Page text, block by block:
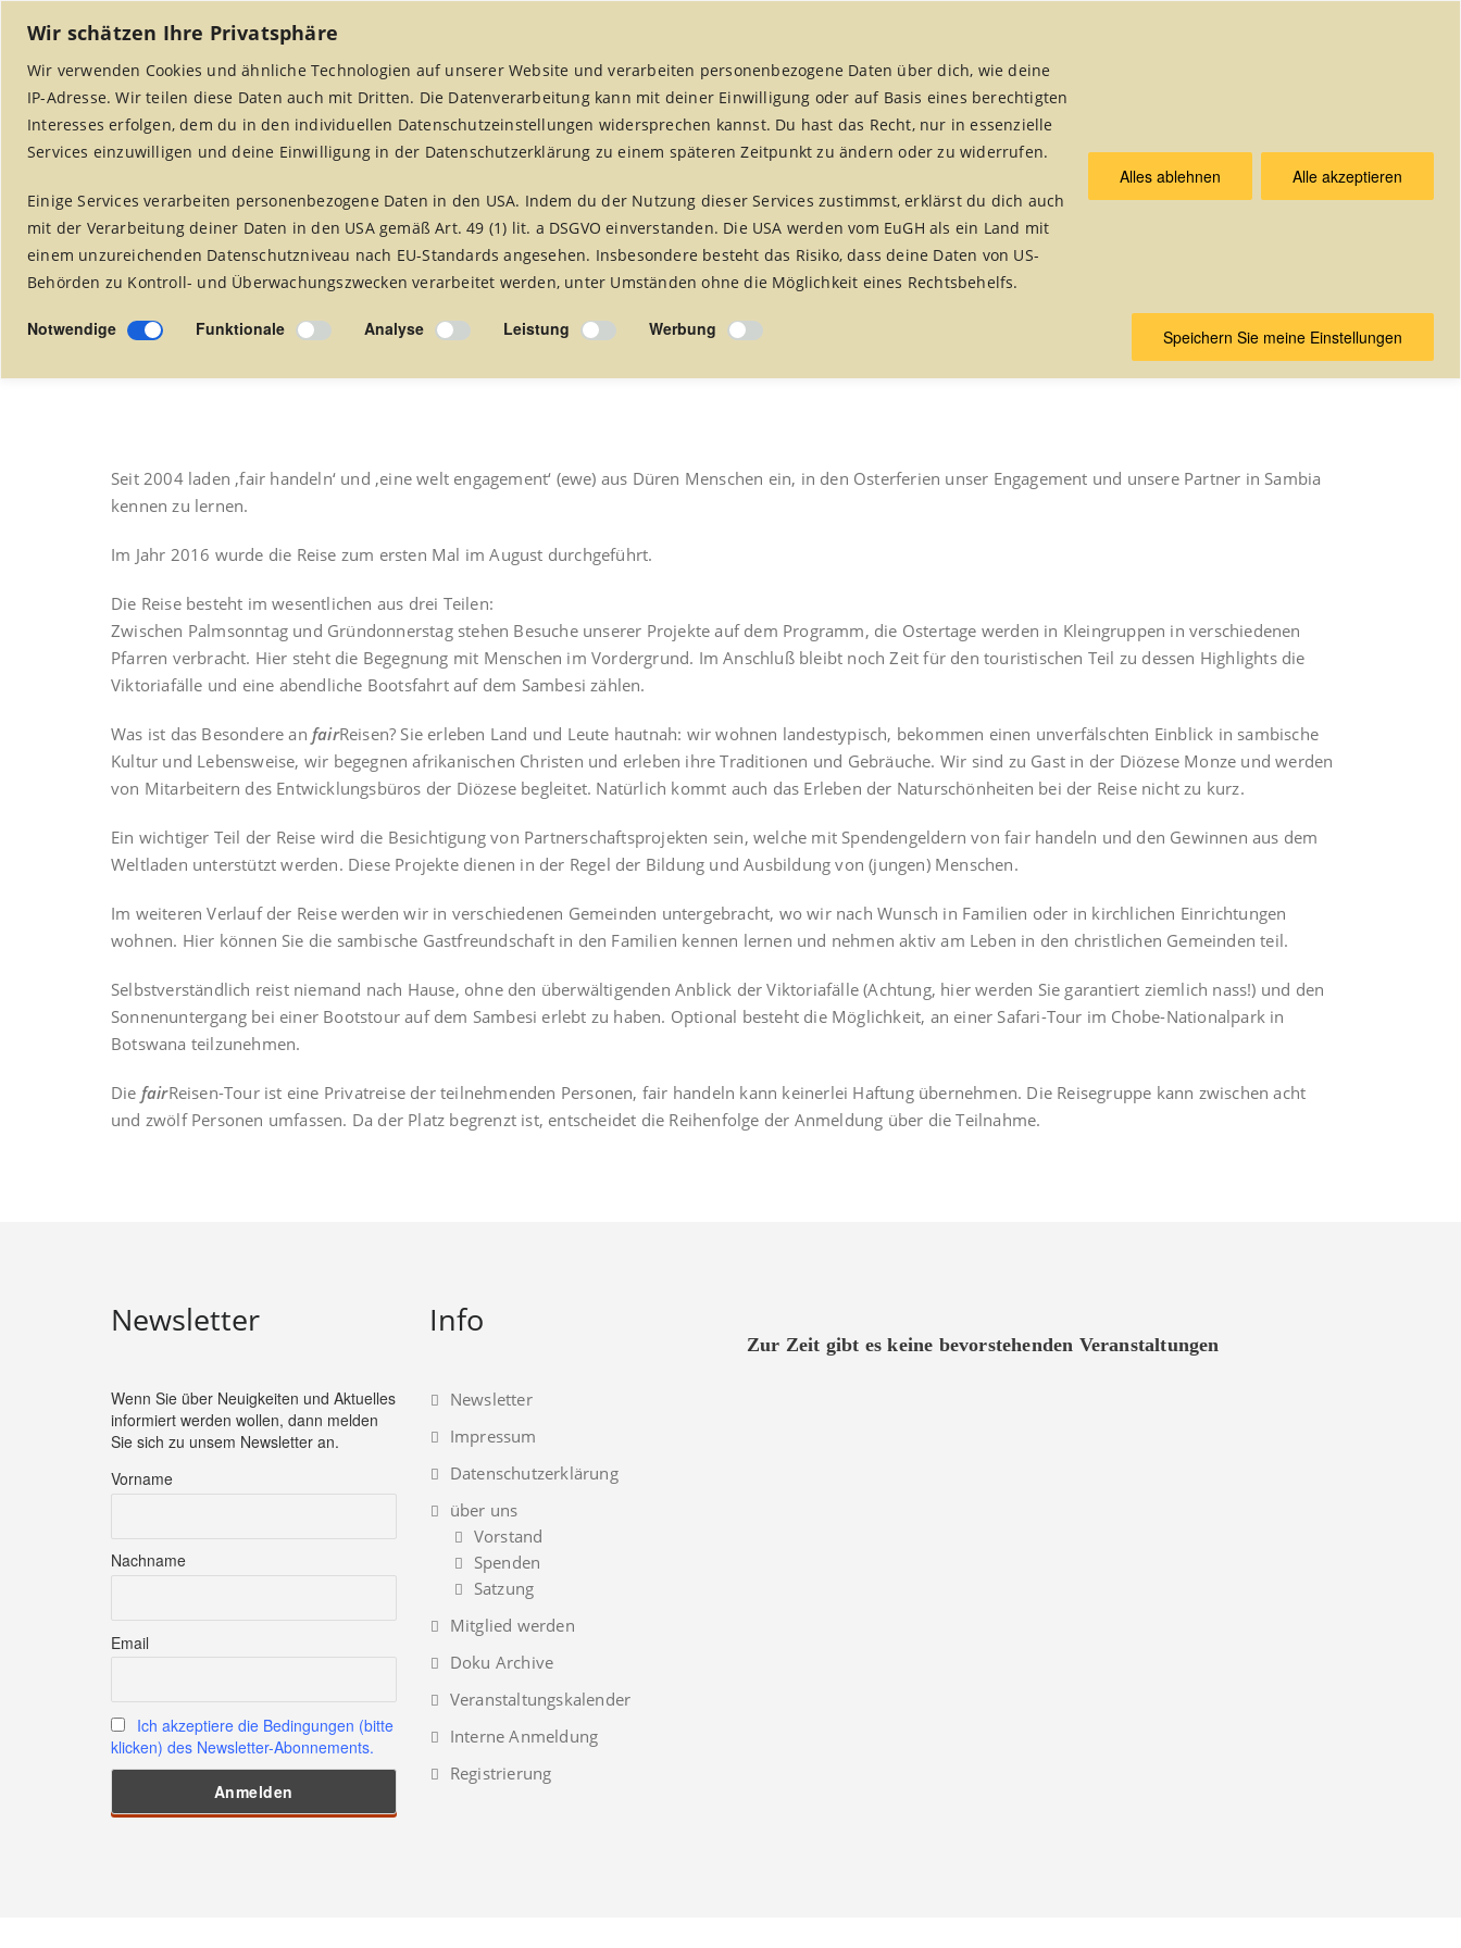
Wir schätzen Ihre Privatsphäre
Wir verwenden Cookies und ähnliche Technologien auf unserer Website und verarbeiten personenbezogene Daten über dich, wie deine
IP-Adresse. Wir teilen diese Daten auch mit Dritten. Die Datenverarbeitung kann mit deiner Einwilligung oder auf Basis eines berechtigten
Interesses erfolgen, dem du in den individuellen Datenschutzeinstellungen widersprechen kannst. Du hast das Recht, nur in essenzielle
Services einzuwilligen und deine Einwilligung in der Datenschutzerklärung zu einem späteren Zeitpunkt zu ändern oder zu widerrufen.
Einige Services verarbeiten personenbezogene Daten in den USA. Indem du der Nutzung dieser Services zustimmst, erklärst du dich auch
mit der Verarbeitung deiner Daten in den USA gemäß Art. 49 (1) lit. a DSGVO einverstanden. Die USA werden vom EuGH als ein Land mit
einem unzureichenden Datenschutzniveau nach EU-Standards angesehen. Insbesondere besteht das Risiko, dass deine Daten von US-
Behörden zu Kontroll- und Überwachungszwecken verarbeitet werden, unter Umständen ohne die Möglichkeit eines Rechtsbehelfs.
Alles ablehnen Alle akzeptieren
Notwendige Funktionale Analyse Leistung Werbung Speichern Sie meine Einstellungen
fairreisen
Seit 2004 laden ‚fair handeln‘ und ‚eine welt engagement‘ (ewe) aus Düren Menschen ein, in den Osterferien unser Engagement und unsere Partner in Sambia
kennen zu lernen.
Im Jahr 2016 wurde die Reise zum ersten Mal im August durchgeführt.
Die Reise besteht im wesentlichen aus drei Teilen:
Zwischen Palmsonntag und Gründonnerstag stehen Besuche unserer Projekte auf dem Programm, die Ostertage werden in Kleingruppen in verschiedenen
Pfarren verbracht. Hier steht die Begegnung mit Menschen im Vordergrund. Im Anschluß bleibt noch Zeit für den touristischen Teil zu dessen Highlights die
Viktoriafälle und eine abendliche Bootsfahrt auf dem Sambesi zählen.
Was ist das Besondere an fairReisen? Sie erleben Land und Leute hautnah: wir wohnen landestypisch, bekommen einen unverfälschten Einblick in sambische
Kultur und Lebensweise, wir begegnen afrikanischen Christen und erleben ihre Traditionen und Gebräuche. Wir sind zu Gast in der Diözese Monze und werden
von Mitarbeitern des Entwicklungsbüros der Diözese begleitet. Natürlich kommt auch das Erleben der Naturschönheiten bei der Reise nicht zu kurz.
Ein wichtiger Teil der Reise wird die Besichtigung von Partnerschaftsprojekten sein, welche mit Spendengeldern von fair handeln und den Gewinnen aus dem
Weltladen unterstützt werden. Diese Projekte dienen in der Regel der Bildung und Ausbildung von (jungen) Menschen.
Im weiteren Verlauf der Reise werden wir in verschiedenen Gemeinden untergebracht, wo wir nach Wunsch in Familien oder in kirchlichen Einrichtungen
wohnen. Hier können Sie die sambische Gastfreundschaft in den Familien kennen lernen und nehmen aktiv am Leben in den christlichen Gemeinden teil.
Selbstverständlich reist niemand nach Hause, ohne den überwältigenden Anblick der Viktoriafälle (Achtung, hier werden Sie garantiert ziemlich nass!) und den
Sonnenuntergang bei einer Bootstour auf dem Sambesi erlebt zu haben. Optional besteht die Möglichkeit, an einer Safari-Tour im Chobe-Nationalpark in
Botswana teilzunehmen.
Die fairReisen-Tour ist eine Privatreise der teilnehmenden Personen, fair handeln kann keinerlei Haftung übernehmen. Die Reisegruppe kann zwischen acht
und zwölf Personen umfassen. Da der Platz begrenzt ist, entscheidet die Reihenfolge der Anmeldung über die Teilnahme.
Newsletter
Wenn Sie über Neuigkeiten und Aktuelles
informiert werden wollen, dann melden
Sie sich zu unsem Newsletter an.
Vorname
Nachname
Email
Ich akzeptiere die Bedingungen (bitte
klicken) des Newsletter-Abonnements.
Info
Newsletter
Impressum
Datenschutzerklärung
über uns
Vorstand
Spenden
Satzung
Mitglied werden
Doku Archive
Veranstaltungskalender
Interne Anmeldung
Registrierung
Zur Zeit gibt es keine bevorstehenden Veranstaltungen